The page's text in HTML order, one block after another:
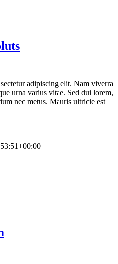
adipiscing elit. Nam viverra
urna varius vitae. Sed dui lorem,
nec metus. Mauris ultricie est